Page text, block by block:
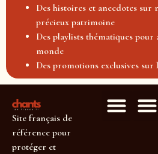
Des histoires et anecdotes
précieux patrimoine
Des playlists thématiques
monde
Des promotions exclusives sur
Site français de
référence pour
protéger et